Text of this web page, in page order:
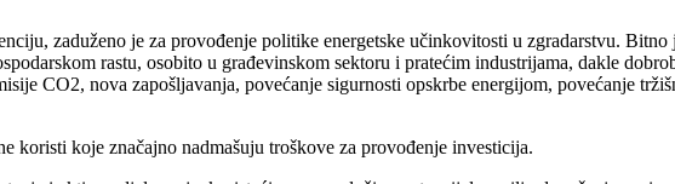
zaduženo je za provođenje politike energetske učinkovitosti u zgradarstvu.
rastu, osobito u građevinskom sektoru i pratećim industrijama, dakle
CO2, nova zapošljavanja, povećanje sigurnosti opskrbe energijom, povećanje
koristi koje značajno nadmašuju troškove za provođenje investicija.